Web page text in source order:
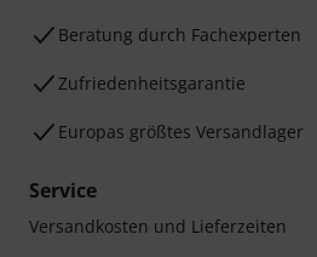
Beratung durch Fachexperten
Zufriedenheitsgarantie
Europas größtes Versandlager
Service
Versandkosten und Lieferzeiten